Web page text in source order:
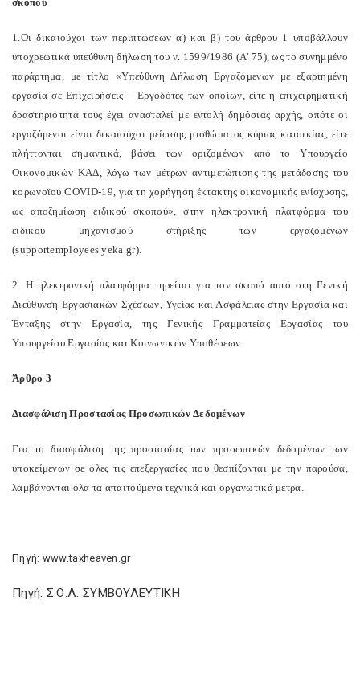
1.Οι δικαιούχοι των περιπτώσεων α) και β) του άρθρου 1 υποβάλλουν
υποχρεωτικά υπεύθυνη δήλωση του ν. 1599/1986 (Α’ 75), ως το συνημμένο
παράρτημα, με τίτλο «Υπεύθυνη Δήλωση Εργαζόμενων με εξαρτημένη
εργασία σε Επιχειρήσεις – Εργοδότες των οποίων, είτε η επιχειρηματική
δραστηριότητά τους έχει ανασταλεί με εντολή δημόσιας αρχής, οπότε οι
εργαζόμενοι είναι δικαιούχοι μείωσης μισθώματος κύριας κατοικίας, είτε
πλήττονται σημαντικά, βάσει των οριζομένων από το Υπουργείο
Οικονομικών ΚΑΔ, λόγω των μέτρων αντιμετώπισης της μετάδοσης του
κορωνοϊού COVID-19, για τη χορήγηση έκτακτης οικονομικής ενίσχυσης,
ως αποζημίωση ειδικού σκοπού», στην ηλεκτρονική πλατφόρμα του
ειδικού μηχανισμού στήριξης των εργαζομένων
(supportemployees.yeka.gr).
2. Η ηλεκτρονική πλατφόρμα τηρείται για τον σκοπό αυτό στη Γενική
Διεύθυνση Εργασιακών Σχέσεων, Υγείας και Ασφάλειας στην Εργασία και
Ένταξης στην Εργασία, της Γενικής Γραμματείας Εργασίας του
Υπουργείου Εργασίας και Κοινωνικών Υποθέσεων.
Άρθρο 3
Διασφάλιση Προστασίας Προσωπικών Δεδομένων
Για τη διασφάλιση της προστασίας των προσωπικών δεδομένων των
υποκείμενων σε όλες τις επεξεργασίες που θεσπίζονται με την παρούσα,
λαμβάνονται όλα τα απαιτούμενα τεχνικά και οργανωτικά μέτρα.
Πηγή: www.taxheaven.gr
Πηγή: Σ.Ο.Λ. ΣΥΜΒΟΥΛΕΥΤΙΚΗ